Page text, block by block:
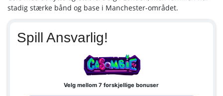
stadig stærke bånd og base i Manchester-området.
Spill Ansvarlig!
Velg mellom 7 forskjellige bonuser